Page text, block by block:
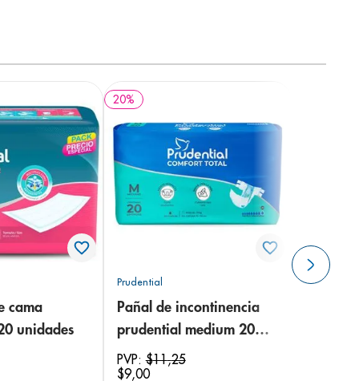
cama
unidades
20%
Prudential
Pañal de incontinencia
prudential medium 20
unidades
PVP:$11,25
$9,00